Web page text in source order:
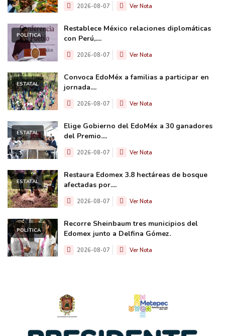
2026-08-07 Ver Nota
POLÍTICA
Restablece México relaciones diplomáticas
con Perú,....
2026-08-07 Ver Nota
ESTATAL
Convoca EdoMéx a familias a participar en
jornada....
2026-08-07 Ver Nota
ESTATAL
Elige Gobierno del EdoMéx a 30 ganadores
del Premio....
2026-08-07 Ver Nota
ESTATAL
Restaura Edomex 3.8 hectáreas de bosque
afectadas por....
2026-08-07 Ver Nota
POLÍTICA
Recorre Sheinbaum tres municipios del
Edomex junto a Delfina Gómez.
2026-08-07 Ver Nota